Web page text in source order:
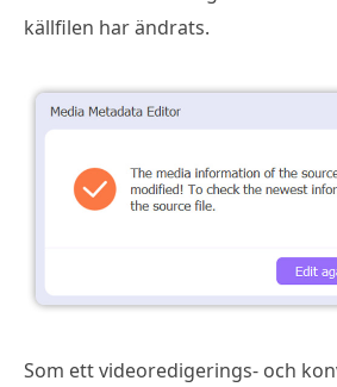
källfilen har ändrats.
Som ett videoredigerings- och